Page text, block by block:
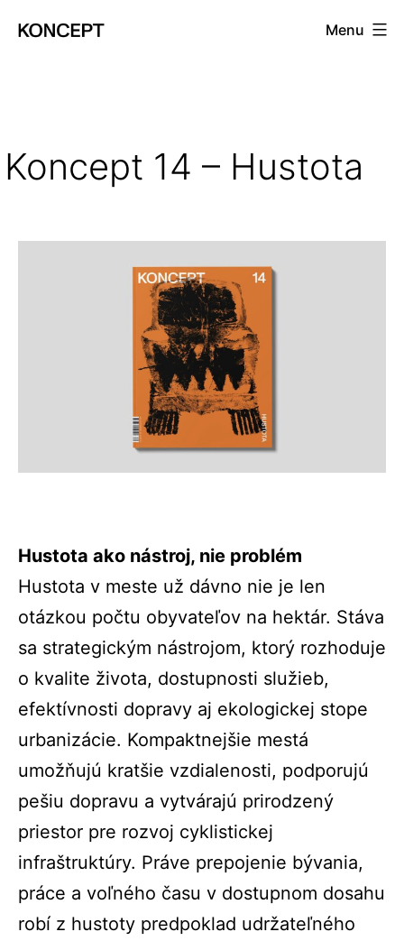
Menu
Koncept 14 – Hustota
Hustota ako nástroj, nie problém
Hustota v meste už dávno nie je len
otázkou počtu obyvateľov na hektár. Stáva
sa strategickým nástrojom, ktorý rozhoduje
o kvalite života, dostupnosti služieb,
efektívnosti dopravy aj ekologickej stope
urbanizácie. Kompaktnejšie mestá
umožňujú kratšie vzdialenosti, podporujú
pešiu dopravu a vytvárajú prirodzený
priestor pre rozvoj cyklistickej
infraštruktúry. Práve prepojenie bývania,
práce a voľného času v dostupnom dosahu
robí z hustoty predpoklad udržateľného